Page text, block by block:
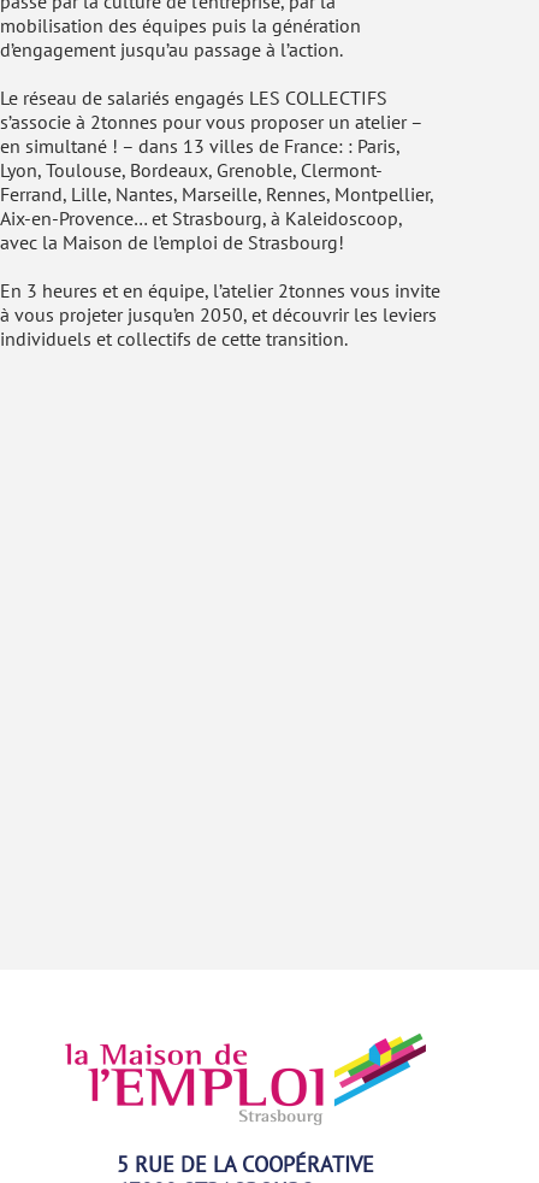
mobilisation des équipes puis la génération
d’engagement jusqu’au passage à l’action.
Le réseau de salariés engagés LES COLLECTIFS
s’associe à 2tonnes pour vous proposer un atelier –
en simultané ! – dans 13 villes de France: : Paris,
Lyon, Toulouse, Bordeaux, Grenoble, Clermont-
Ferrand, Lille, Nantes, Marseille, Rennes, Montpellier,
Aix-en-Provence… et Strasbourg, à Kaleidoscoop,
avec la Maison de l’emploi de Strasbourg!
En 3 heures et en équipe, l’atelier 2tonnes vous invite
à vous projeter jusqu’en 2050, et découvrir les leviers
individuels et collectifs de cette transition.
5 RUE DE LA COOPÉRATIVE